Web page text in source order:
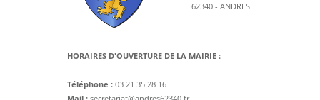
62340 - ANDRES
HORAIRES D'OUVERTURE DE LA MAIRIE :
Téléphone : 03 21 35 28 16